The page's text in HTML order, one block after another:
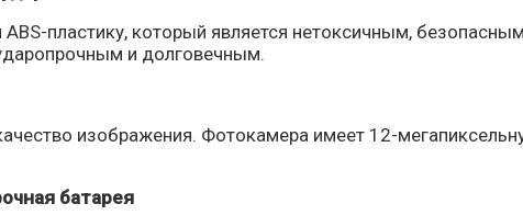
ABS-пластику, который является нетоксичным,
и долговечным.
изображения. Фотокамера имеет 12-
батарея